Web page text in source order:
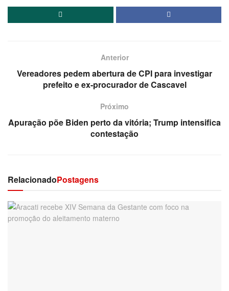
Anterior
Vereadores pedem abertura de CPI para investigar
prefeito e ex-procurador de Cascavel
Próximo
Apuração põe Biden perto da vitória; Trump intensifica
contestação
RelacionadoPostagens